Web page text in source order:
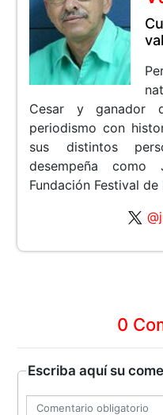
Cesar y ganador
periodismo con
sus distintos
desempeña
Fundación Festival
0
Escriba aquí su